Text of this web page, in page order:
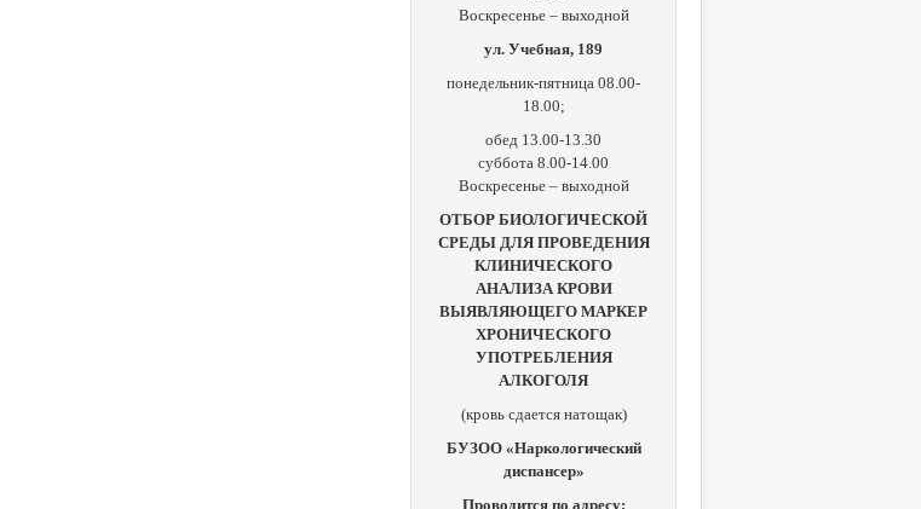
Воскресенье – выходной
ул. Учебная, 189
понедельник-пятница 08.00-
18.00;
обед 13.00-13.30
суббота 8.00-14.00
Воскресенье – выходной
ОТБОР БИОЛОГИЧЕСКОЙ
СРЕДЫ ДЛЯ ПРОВЕДЕНИЯ
КЛИНИЧЕСКОГО
АНАЛИЗА КРОВИ
ВЫЯВЛЯЮЩЕГО МАРКЕР
ХРОНИЧЕСКОГО
УПОТРЕБЛЕНИЯ
АЛКОГОЛЯ
(кровь сдается натощак)
БУЗОО «Наркологический
диспансер»
Проводится по адресу: